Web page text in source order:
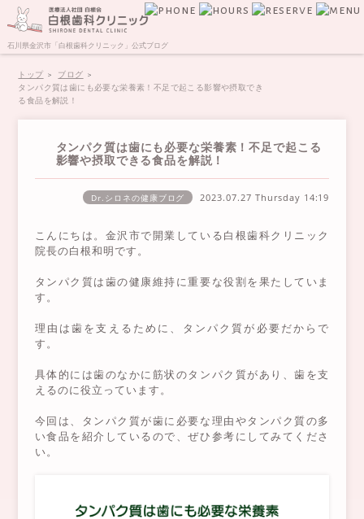
石川県金沢市「白根歯科クリニック」公式ブログ
トップ
ブログ
タンパク質は歯にも必要な栄養素！不足で起こる影響や摂取でき
る食品を解説！
タンパク質は歯にも必要な栄養素！不足で起こる
影響や摂取できる食品を解説！
Dr.シロネの健康ブログ 2023.07.27 Thursday 14:19
こんにちは。金沢市で開業している白根歯科クリニック
院長の白根和明です。
タンパク質は歯の健康維持に重要な役割を果たしていま
す。
理由は歯を支えるために、タンパク質が必要だからで
す。
具体的には歯のなかに筋状のタンパク質があり、歯を支
えるのに役立っています。
今回は、タンパク質が歯に必要な理由やタンパク質の多
い食品を紹介しているので、ぜひ参考にしてみてくださ
い。